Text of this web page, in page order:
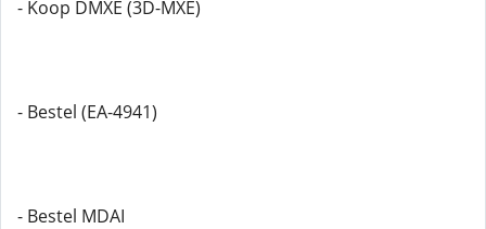
- Koop DMXE (3D-MXE)
- Bestel (EA-4941)
- Bestel MDAI